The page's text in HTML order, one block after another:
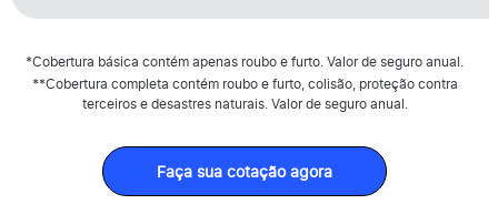
*Cobertura básica contém apenas roubo e furto. Valor de seguro anual.
**Cobertura completa contém roubo e furto, colisão, proteção contra
terceiros e desastres naturais. Valor de seguro anual.
Faça sua cotação agora